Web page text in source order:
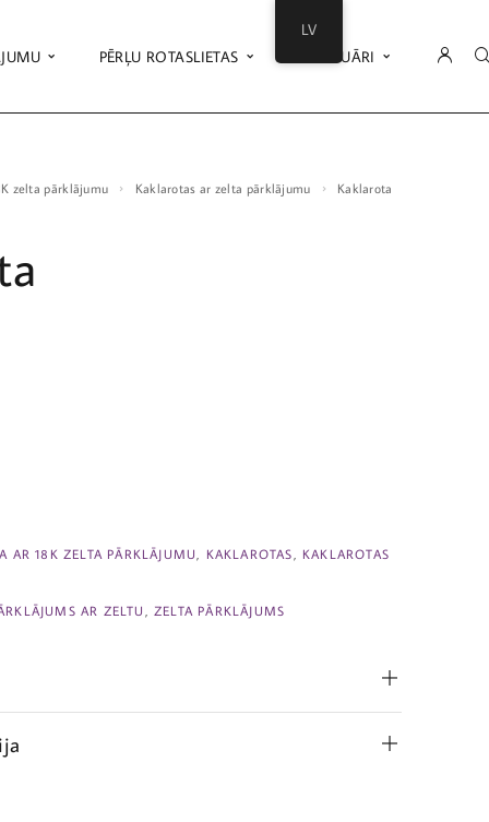
PĒRĻU ROTASLIETAS AKSESUĀRI
zelta pārklājumu Kaklarotas ar zelta pārklājumu Kaklarota
AR 18K ZELTA PĀRKLĀJUMU KAKLAROTAS
KAKLAROTAS
AR ZELTU ZELTA PĀRKLĀJUMS
LV